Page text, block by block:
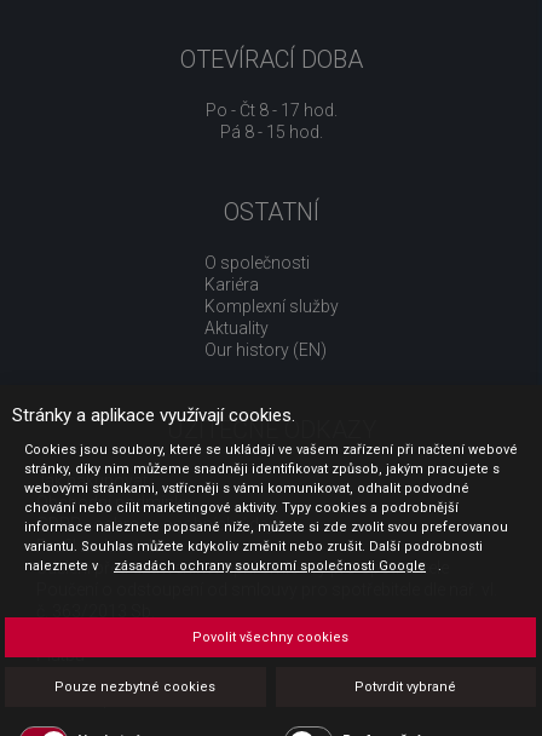
OTEVÍRACÍ DOBA
Po - Čt 8 - 17 hod.
Pá 8 - 15 hod.
OSTATNÍ
O společnosti
Kariéra
Komplexní služby
Aktuality
Our history (EN)
UŽITEČNÉ ODKAZY
Jak nakupovat
Obchodní podmínky
GDPR - ochrana osobních údajů
Profil zadavatele
Sdělení před uzavřením kupní smlouvy pro spotřebitele
Platba
Povinná publicita
Stránky a aplikace využívají cookies.
Cookies jsou soubory, které se ukládají ve vašem zařízení při načtení webové
stránky, díky nim můžeme snadněji identifikovat způsob, jakým pracujete s
webovými stránkami, vstřícněji s vámi komunikovat, odhalit podvodné
chování nebo cílit marketingové aktivity. Typy cookies a podrobnější
informace naleznete popsané níže, můžete si zde zvolit svou preferovanou
variantu. Souhlas můžete kdykoliv změnit nebo zrušit. Další podrobnosti
naleznete v
zásadách ochrany soukromí společnosti Google .
Pouze nezbytné cookies Potvrdit vybrané
Povolit všechny cookies